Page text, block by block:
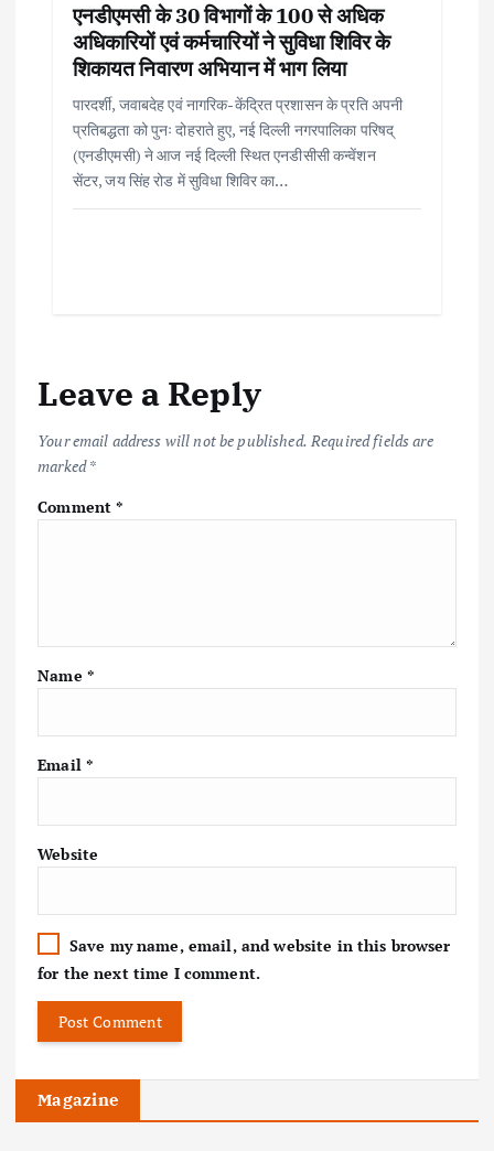
एनडीएमसी के 30 विभागों के 100 से अधिक
अधिकारियों एवं कर्मचारियों ने सुविधा शिविर के
शिकायत निवारण अभियान में भाग लिया
पारदर्शी, जवाबदेह एवं नागरिक-केंद्रित प्रशासन के प्रति अपनी
प्रतिबद्धता को पुनः दोहराते हुए, नई दिल्ली नगरपालिका परिषद्
(एनडीएमसी) ने आज नई दिल्ली स्थित एनडीसीसी कन्वेंशन
सेंटर, जय सिंह रोड में सुविधा शिविर का…
Leave a Reply
Your email address will not be published. Required fields are
marked*
Comment*
Name *
Email *
Website
Save my name, email, and website in this browser
for the next time I comment.
Magazine